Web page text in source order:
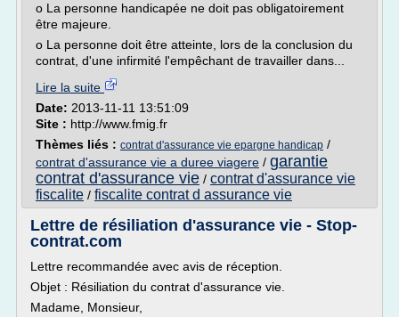
o La personne handicapée ne doit pas obligatoirement
être majeure.
o La personne doit être atteinte, lors de la conclusion du
contrat, d'une infirmité l'empêchant de travailler dans...
Lire la suite
Date: 2013-11-11 13:51:09
Site : http://www.fmig.fr
Thèmes liés : contrat d'assurance vie epargne handicap /
contrat d'assurance vie a duree viagere / garantie
contrat d'assurance vie / contrat d'assurance vie
fiscalite / fiscalite contrat d assurance vie
Lettre de résiliation d'assurance vie - Stop-
contrat.com
Lettre recommandée avec avis de réception.
Objet : Résiliation du contrat d'assurance vie.
Madame, Monsieur,